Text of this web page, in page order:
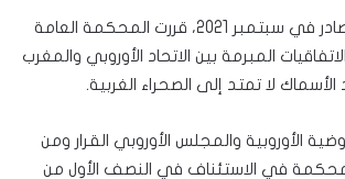
وفي القرار الأخير الصادر في سبتمبر 2021، قررت المحكمة العامة
المبرمة بين الاتحاد الأوروبي والمغرب
الأسماك لا تمتد إلى الصحراء الغربية.
الأوروبية والمجلس الأوروبي القرار ومن
في الاستئناف في النصف الأول من